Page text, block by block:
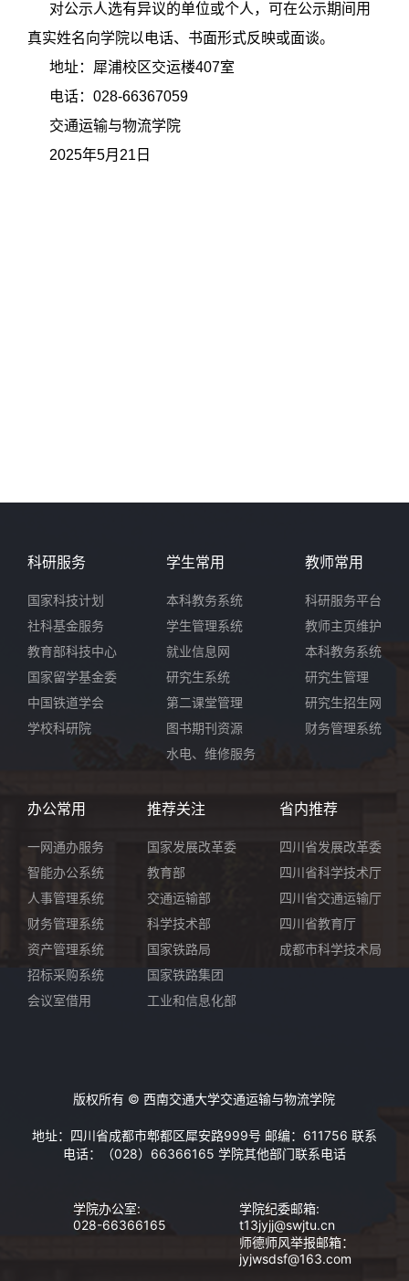
对公示人选有异议的单位或个人，可在公示期间用
真实姓名向学院以电话、书面形式反映或面谈。
地址：犀浦校区交运楼407室
电话：028-66367059
交通运输与物流学院
2025年5月21日
科研服务
国家科技计划
社科基金服务
教育部科技中心
国家留学基金委
中国铁道学会
学校科研院
学生常用
本科教务系统
学生管理系统
就业信息网
研究生系统
第二课堂管理
图书期刊资源
水电、维修服务
教师常用
科研服务平台
教师主页维护
本科教务系统
研究生管理
研究生招生网
财务管理系统
办公常用
一网通办服务
智能办公系统
人事管理系统
财务管理系统
资产管理系统
招标采购系统
会议室借用
推荐关注
国家发展改革委
教育部
交通运输部
科学技术部
国家铁路局
国家铁路集团
工业和信息化部
省内推荐
四川省发展改革委
四川省科学技术厅
四川省交通运输厅
四川省教育厅
成都市科学技术局
版权所有 © 西南交通大学交通运输与物流学院
地址：四川省成都市郫都区犀安路999号 邮编：611756 联系
电话：（028）66366165 学院其他部门联系电话
学院办公室:
028-66366165
学院纪委邮箱:
t13jyjj@swjtu.cn
师德师风举报邮箱：
jyjwsdsf@163.com